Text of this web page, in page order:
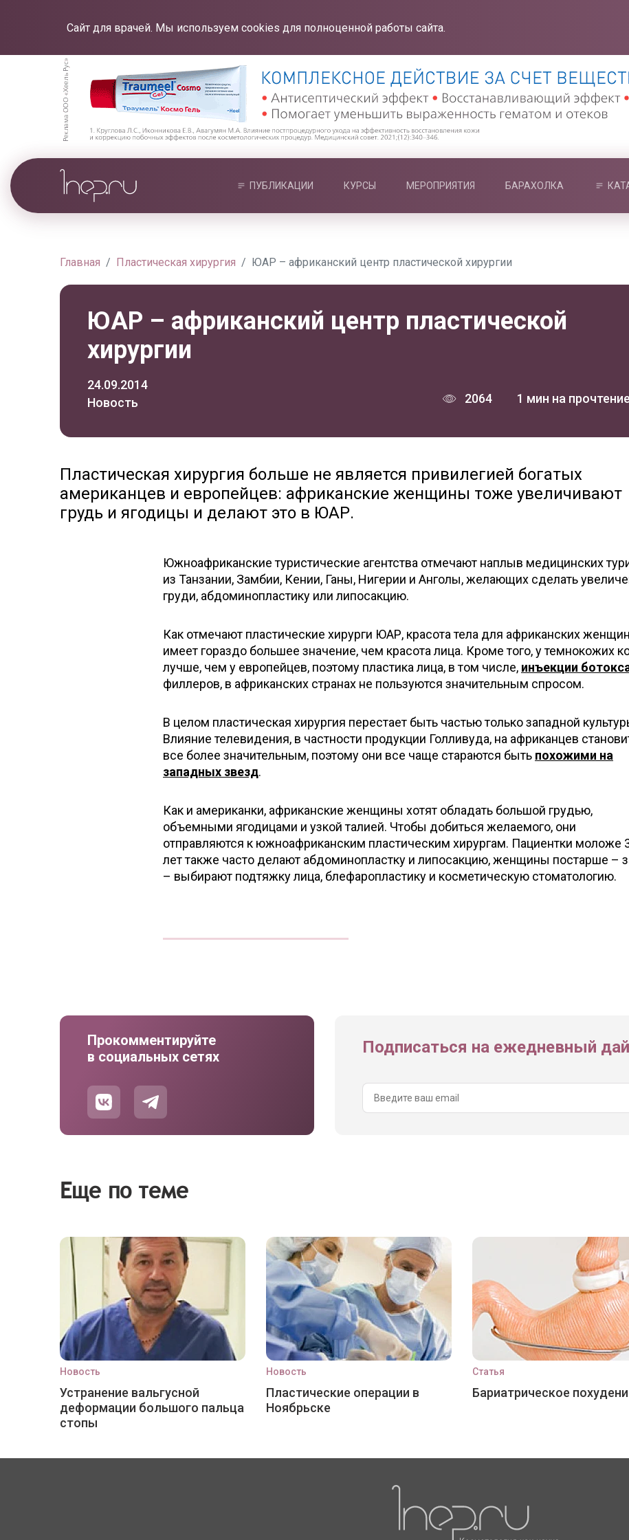
Сайт для врачей. Мы используем cookies для полноценной работы сайта.
ПУБЛИКАЦИИ КУРСЫ МЕРОПРИЯТИЯ БАРАХОЛКА
Главная Пластическая хирургия ЮАР – африканский центр пластической хирургии
ЮАР – африканский центр пластической
хирургии
24.09.2014
Новость
2064 1 мин на прочтение
Пластическая хирургия больше не является привилегией богатых
американцев и европейцев: африканские женщины тоже увеличивают
грудь и ягодицы и делают это в ЮАР.
Южноафриканские туристические агентства отмечают наплыв медицинских
из Танзании, Замбии, Кении, Ганы, Нигерии и Анголы, желающих сделать
груди, абдоминопластику или липосакцию.
Как отмечают пластические хирурги ЮАР, красота тела для африканских женщин
имеет гораздо большее значение, чем красота лица. Кроме того, у темнокожих
лучше, чем у европейцев, поэтому пластика лица, в том числе, инъекции
филлеров, в африканских странах не пользуются значительным спросом.
В целом пластическая хирургия перестает быть частью только западной
Влияние телевидения, в частности продукции Голливуда, на африканцев
все более значительным, поэтому они все чаще стараются быть похожими на
западных звезд.
Как и американки, африканские женщины хотят обладать большой грудью,
объемными ягодицами и узкой талией. Чтобы добиться желаемого, они
отправляются к южноафриканским пластическим хирургам. Пациентки моложе
лет также часто делают абдоминопластку и липосакцию, женщины постарше –
– выбирают подтяжку лица, блефаропластику и косметическую стоматологию.
Прокомментируйте
в социальных сетях
Подписаться на ежедневный
Еще по теме
Новость
Устранение вальгусной
деформации большого пальца
стопы
Новость
Пластические операции в
Ноябрьске
Статья
Бариатрическое